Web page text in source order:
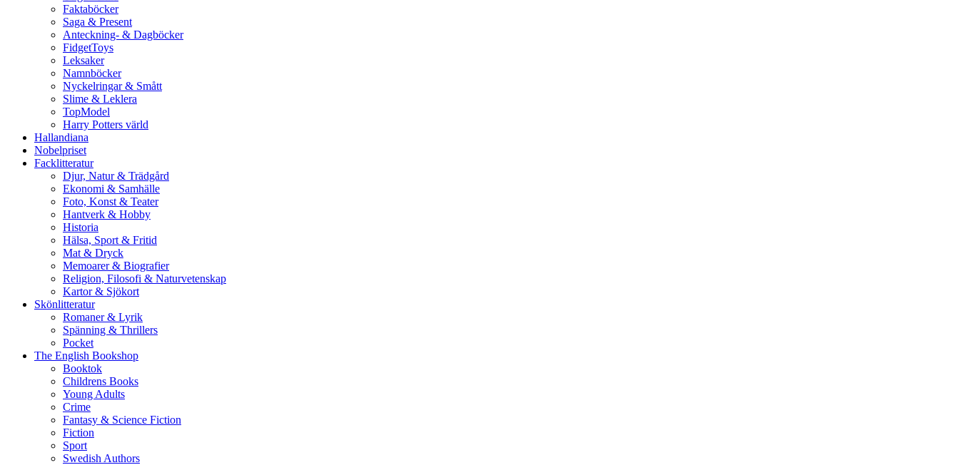
Faktaböcker
Saga & Present
Anteckning- & Dagböcker
FidgetToys
Leksaker
Namnböcker
Nyckelringar & Smått
Slime & Leklera
TopModel
Harry Potters värld
Hallandiana
Nobelpriset
Facklitteratur
Djur, Natur & Trädgård
Ekonomi & Samhälle
Foto, Konst & Teater
Hantverk & Hobby
Historia
Hälsa, Sport & Fritid
Mat & Dryck
Memoarer & Biografier
Religion, Filosofi & Naturvetenskap
Kartor & Sjökort
Skönlitteratur
Romaner & Lyrik
Spänning & Thrillers
Pocket
The English Bookshop
Booktok
Childrens Books
Young Adults
Crime
Fantasy & Science Fiction
Fiction
Sport
Swedish Authors